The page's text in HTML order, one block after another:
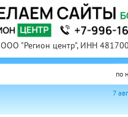
ООО "Регион центр", ИНН
по
7